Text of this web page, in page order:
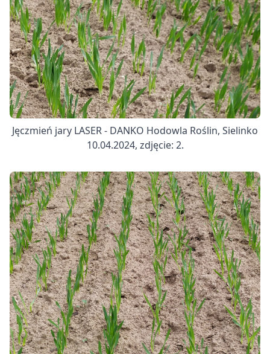
Jęczmień jary LASER - DANKO Hodowla Roślin, Sielinko
10.04.2024, zdjęcie: 2.